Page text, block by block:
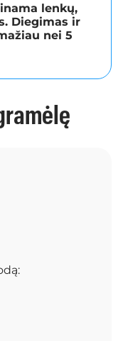
lenkų,
Diegimas ir
nei 5